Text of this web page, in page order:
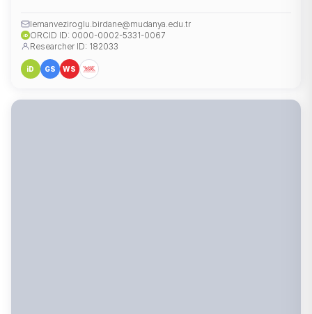
lemanveziroglu.birdane@mudanya.edu.tr
iD ORCID ID: 0000-0002-5331-0067
Researcher ID: 182033
iD GS WS